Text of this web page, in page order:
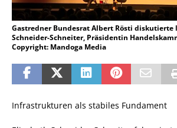
Gastredner Bundesrat Albert Rösti
Schneider-Schneiter, Präsidentin
Copyright: Mandoga Media
Infrastrukturen als stabiles Fundament